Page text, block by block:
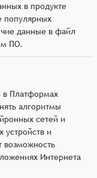
в продукте
популярных
данные в файл
ПО.
в Платформах
алгоритмы
сетей и
и
возможность
Интернета